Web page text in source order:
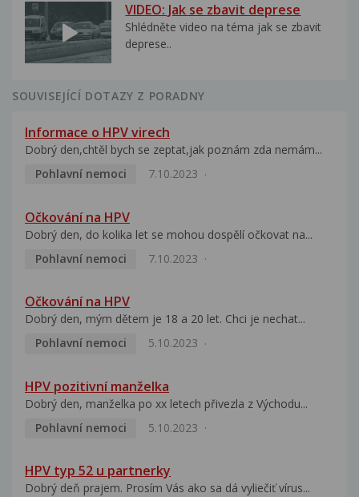
VIDEO: Jak se zbavit deprese
Shlédněte video na téma jak se zbavit
deprese..
SOUVISEJÍCÍ DOTAZY Z PORADNY
Informace o HPV virech
Dobrý den,chtěl bych se zeptat,jak poznám zda nemám...
Pohlavní nemoci
7.10.2023
Očkování na HPV
Dobrý den, do kolika let se mohou dospělí očkovat na...
Pohlavní nemoci
7.10.2023
Očkování na HPV
Dobrý den, mým dětem je 18 a 20 let. Chci je nechat...
Pohlavní nemoci
5.10.2023
HPV pozitivní manželka
Dobrý den, manželka po xx letech přivezla z Východu...
Pohlavní nemoci
5.10.2023
HPV typ 52 u partnerky
Dobrý deň prajem. Prosím Vás ako sa dá vyliečiť vírus...